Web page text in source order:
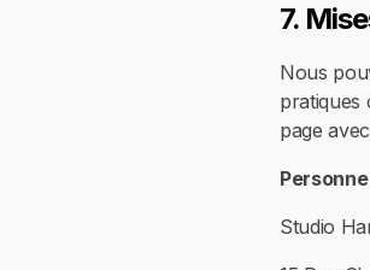
7.
Nous
pratiques
page
Studio